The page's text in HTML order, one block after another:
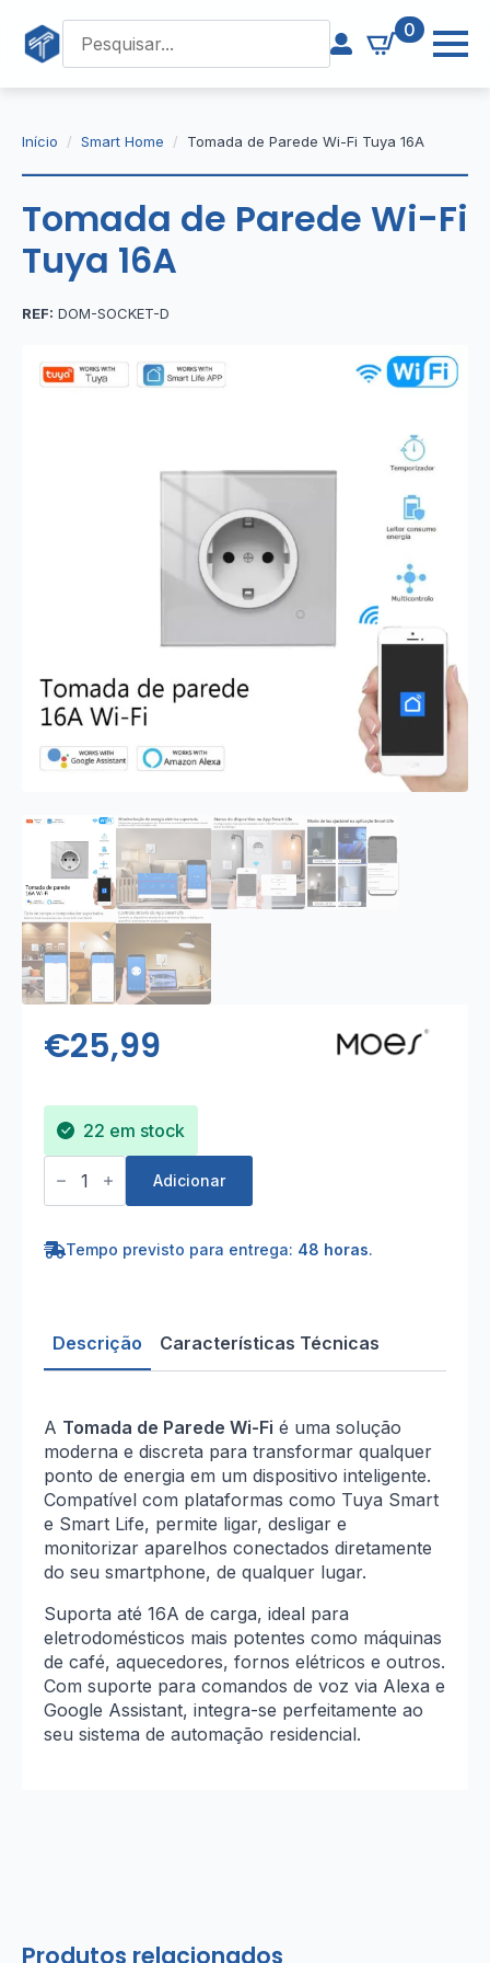
0
Início Smart Home Tomada de Parede Wi-Fi Tuya 16A
Tomada de Parede Wi-Fi
Tuya 16A
REF: DOM-SOCKET-D
€25,99
22 em stock
Quantidade
de
Wi-
Adicionar
Tempo previsto para entrega: 48 horas.
Descrição Características Técnicas
A Tomada de Parede Wi-Fi é uma solução
moderna e discreta para transformar qualquer
ponto de energia em um dispositivo inteligente.
Compatível com plataformas como Tuya Smart
e Smart Life, permite ligar, desligar e
monitorizar aparelhos conectados diretamente
do seu smartphone, de qualquer lugar.
Suporta até 16A de carga, ideal para
eletrodomésticos mais potentes como máquinas
de café, aquecedores, fornos elétricos e outros.
Com suporte para comandos de voz via Alexa e
Google Assistant, integra-se perfeitamente ao
seu sistema de automação residencial.
Produtos relacionados